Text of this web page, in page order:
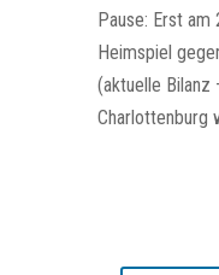
Pause: Erst
Heimspiel
(aktuelle Bilanz
Charlottenburg